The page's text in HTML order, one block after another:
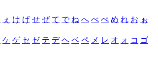
ぇ け げ せ ぜ て で ね へ べ ぺ め れ お ぉ
ケ ゲ セ ゼ テ デ ヘ ベ ペ メ レ オ ォ コ ゴ